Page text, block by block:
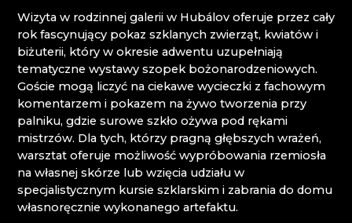
MUZEUM KARKONOSKIE
RATAS JUSTYNA RATASIEWICZ
RAUTIS
Góry Izerskie
AG PLUS
ARCON BIJOUX / COLLEGIUM TRADE
ARTCRYSTAL TOMEŠ
ATLAS BIJOUX
BEADGAME
BIJOUX COMPONENTS
Wizyta w rodzinnej galerii w Hubálov oferuje przez cały
rok fascynujący pokaz szklanych zwierząt, kwiatów i
biżuterii, który w okresie adwentu uzupełniają
tematyczne wystawy szopek bożonarodzeniowych.
Goście mogą liczyć na ciekawe wycieczki z fachowym
komentarzem i pokazem na żywo tworzenia przy
palniku, gdzie surowe szkło ożywa pod rękami
mistrzów. Dla tych, którzy pragną głębszych wrażeń,
warsztat oferuje możliwość wypróbowania rzemiosła
na własnej skórze lub wzięcia udziału w
specjalistycznym kursie szklarskim i zabrania do domu
własnoręcznie wykonanego artefaktu.